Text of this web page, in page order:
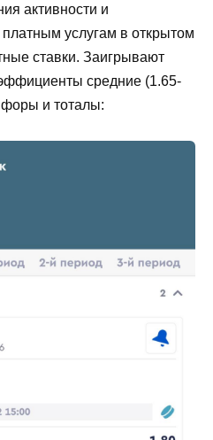
активности и
услугам в открытом
ставки. Заигрывают
средние (1.65-
и тоталы: